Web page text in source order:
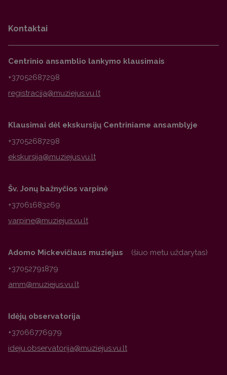
Kontaktai
Centrinio ansamblio lankymo klausimais
+37052687298
Klausimai dėl ekskursijų Centriniame ansamblyje
+37052687298
Šv. Jonų bažnyčios varpinė
+37061683269
Adomo Mickevičiaus muziejus (šiuo metu uždarytas)
+37052791879
Idėjų observatorija
+37066776979